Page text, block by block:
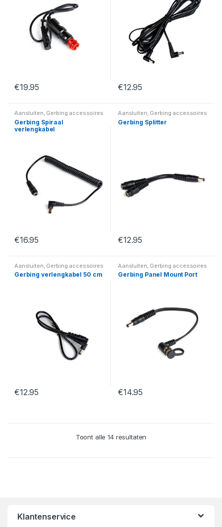
€19.95 €12.95
Aansluiten, Gerbing accessoires
Gerbing Spiraal
verlengkabel
€16.95
Aansluiten, Gerbing accessoires
Gerbing Splitter
€12.95
Aansluiten Gerbing accessoires
Gerbing verlengkabel 50 cm
€12.95
Aansluiten Gerbing accessoires
Gerbing Panel Mount Port
€14.95
Toont alle 14 resultaten
Klantenservice